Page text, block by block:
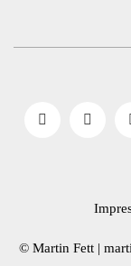
© Martin Fett |